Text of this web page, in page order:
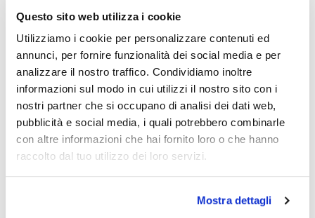
Questo sito web utilizza i cookie
Utilizziamo i cookie per personalizzare contenuti ed
annunci, per fornire funzionalità dei social media e per
analizzare il nostro traffico. Condividiamo inoltre
informazioni sul modo in cui utilizzi il nostro sito con i
nostri partner che si occupano di analisi dei dati web,
pubblicità e social media, i quali potrebbero combinarle
con altre informazioni che hai fornito loro o che hanno
raccolto dal tuo utilizzo dei loro servizi.
Mostra dettagli
Caratteristiche
Fase : BPX35
Spessore film (µm) : 0,1
Lunghezza (mm) : 10
Conf. (unità) : 1
- Colonna di media polarità;
Vedi di più
Documentazione tecnica